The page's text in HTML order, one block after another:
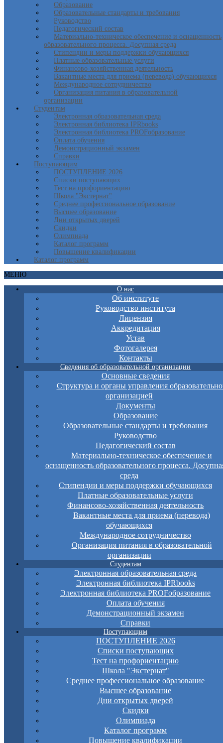
Образование
Образовательные стандарты и требования
Руководство
Педагогический состав
Материально-техническое обеспечение и оснащенность
образовательного процесса. Досупная среда
Стипендии и меры поддержки обучающихся
Платные образовательные услуги
Финансово-хозяйственная деятельность
Вакантные места для приема (перевода) обучающихся
Международное сотрудничество
Организация питания в образовательной
организации
Студентам
Электронная образовательная среда
Электронная библиотека IPRbooks
Электронная библиотека PROFобразование
Оплата обучения
Демонстрационный экзамен
Справки
Поступающим
ПОСТУПЛЕНИЕ 2026
Списки поступающих
Тест на профориентацию
Школа "Экстернат"
Среднее профессиональное образование
Высшее образование
Дни открытых дверей
Скидки
Олимпиада
Каталог программ
Повышение квалификации
Каталог программ
МЕНЮ
О нас
Об институте
Руководство института
Лицензия
Аккредитация
Устав
Фотогалерея
Контакты
Сведения об образовательной организации
Основные сведения
Структура и органы управления
организацией
Документы
Образование
Образовательные стандарты и требования
Руководство
Педагогический состав
Материально-техническое обеспечение и
оснащенность образовательного процесса.
среда
Стипендии и меры поддержки обучающихся
Платные образовательные услуги
Финансово-хозяйственная деятельность
Вакантные места для приема (перевода)
обучающихся
Международное сотрудничество
Организация питания в образовательной
организации
Студентам
Электронная образовательная среда
Электронная библиотека IPRbooks
Электронная библиотека PROFобразование
Оплата обучения
Демонстрационный экзамен
Справки
Поступающим
ПОСТУПЛЕНИЕ 2026
Списки поступающих
Тест на профориентацию
Школа "Экстернат"
Среднее профессиональное образование
Высшее образование
Дни открытых дверей
Скидки
Олимпиада
Каталог программ
Повышение квалификации